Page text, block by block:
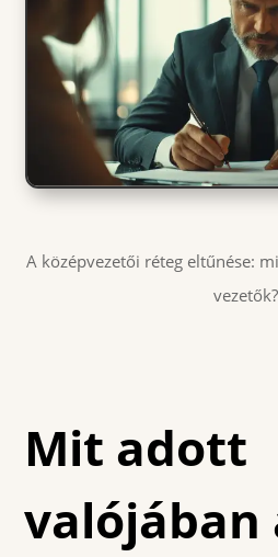
A középvezetői réteg eltűnése:
vezetők?
Mit adott
valójában